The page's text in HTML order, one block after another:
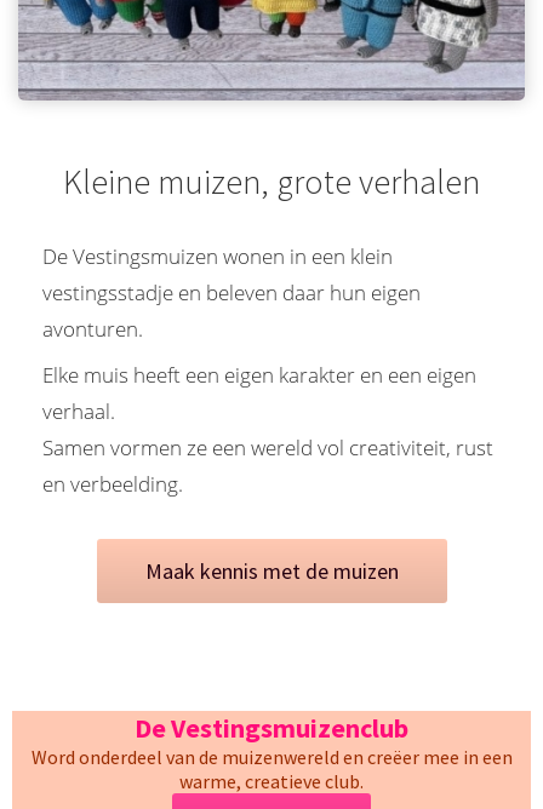
Kleine muizen, grote verhalen
De Vestingsmuizen wonen in een klein
vestingsstadje en beleven daar hun eigen
avonturen.
Elke muis heeft een eigen karakter en een eigen
verhaal.
Samen vormen ze een wereld vol creativiteit, rust
en verbeelding.
Maak kennis met de muizen
De Vestingsmuizenclub
Word onderdeel van de muizenwereld en creëer mee in een
warme, creatieve club.